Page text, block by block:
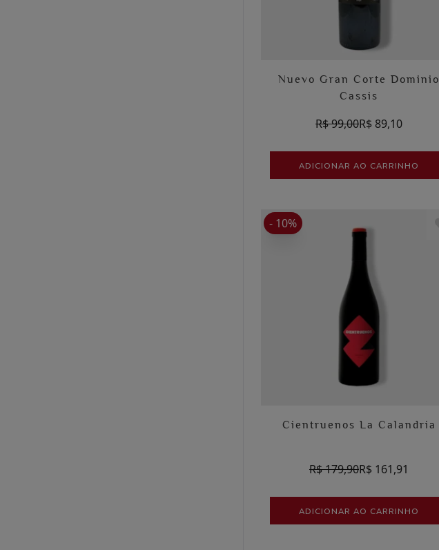
Nuevo Gran Corte Dominio
Cassis
R$ 99,00R$ 89,10
ADICIONAR AO CARRINHO
Cientruenos La Calandria
R$ 179,90R$ 161,91
- 10%
ADICIONAR AO CARRINHO